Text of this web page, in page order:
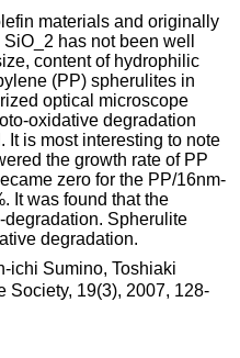
materials and originally
has not been well
content of hydrophilic
(PP) spherulites in
optical microscope
oxidative degradation
It is most interesting to note
the growth rate of PP
zero for the PP/16nm-
It was found that the
Spherulite
degradation.
ichi Sumino, Toshiaki
Society, 19(3), 2007, 128-